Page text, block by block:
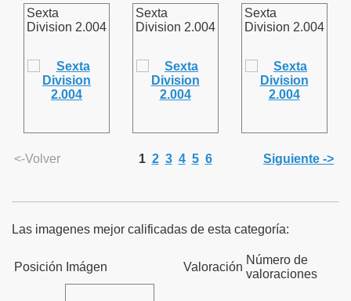
Sexta
Division 2.004
Sexta
Division 2.004
Sexta
Division 2.004
<-Volver 1 2 3 4 5 6 Siguiente ->
Las imagenes mejor calificadas de esta categoría:
Posición Imágen Valoración
Número de
valoraciones